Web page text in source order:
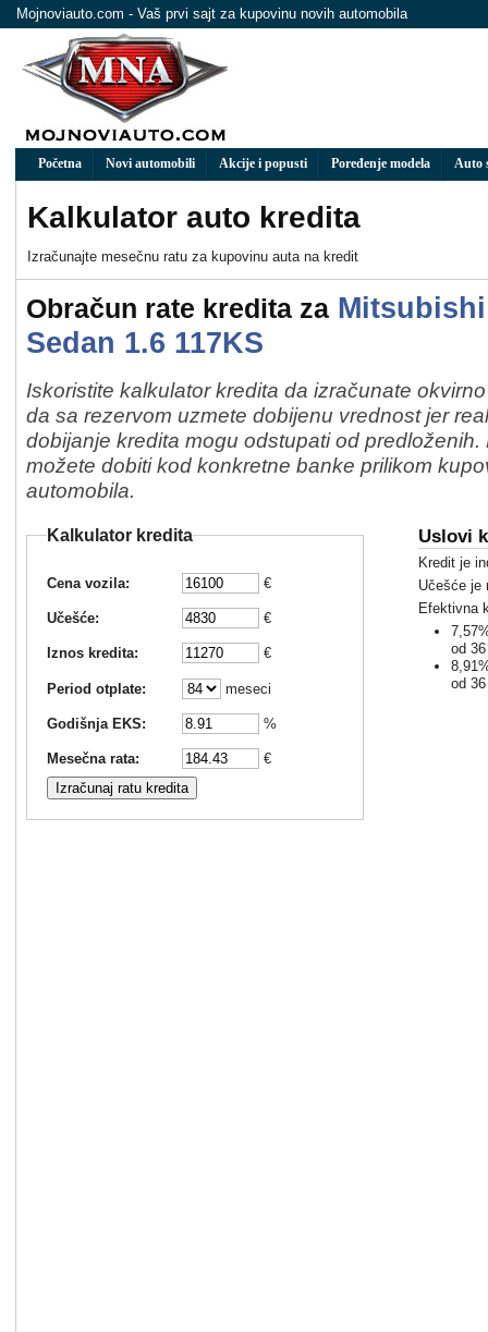
Mojnoviauto.com - Vaš prvi sajt za kupovinu novih automobila
Početna Novi automobili Akcije i popusti Poređenje modela Auto
Kalkulator auto kredita
Izračunaјte mesečnu ratu za kupovinu auta na kredit
Obračun rate kredita za
Sedan 1.6 117KS
Iskoristite kalkulator kredita da izračunate
da sa rezervom uzmete dobijenu vrednost jer
dobijanje kredita mogu odstupati od
možete dobiti kod konkretne banke prilikom
automobila.
Kalkulator kredita
Cena vozila: €
Učešće: €
Iznos kredita: €
Period otplate: meseci
Godišnja EKS: %
Mesečna rata: €
Uslovi
Kredit je
Učešće je
Efektivna
od
od